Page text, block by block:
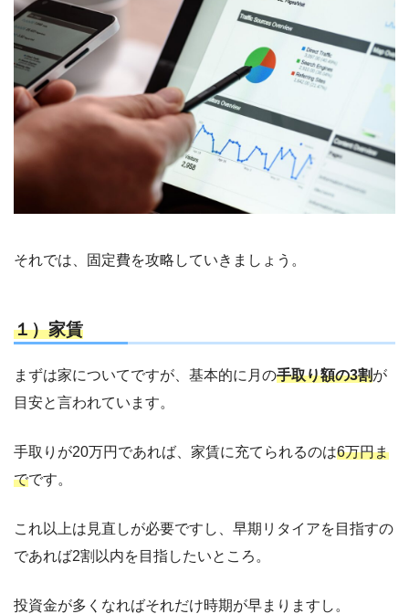
それでは、固定費を攻略していきましょう。
１）家賃
まずは家についてですが、基本的に月の手取り額の3割が
目安と言われています。
手取りが20万円であれば、家賃に充てられるのは6万円ま
でです。
これ以上は見直しが必要ですし、早期リタイアを目指すの
であれば2割以内を目指したいところ。
投資金が多くなればそれだけ時期が早まりますし。